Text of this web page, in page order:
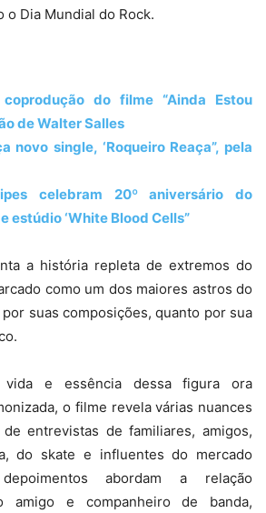
o Dia Mundial do Rock.
do filme “Ainda Estou
de Walter Salles
novo single, ‘Roqueiro Reaça”, pela
celebram 20º aniversário do
estúdio ‘White Blood Cells”
a história repleta de extremos do
como um dos maiores astros do
suas composições, quanto por sua
e essência dessa figura ora
o filme revela várias nuances
entrevistas de familiares, amigos,
do skate e influentes do mercado
abordam a relação
amigo e companheiro de banda,